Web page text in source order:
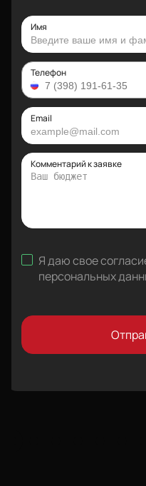
Имя
Телефон
Email
Комментарий к заявке
Я даю свое
персональных